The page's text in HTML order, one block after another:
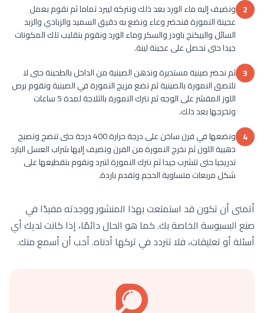
2 ونضيف إليه ماء الورد بعد ذلك ونتركه ليبرد تماما ثم نقوم بعمل
عجينة النمورة فنحضر وعاء ونضع به دقيق السميد والزبادي والزبد
السائل والبيكنج باودر والسكر وماء الورد ونقوم بتقليب تلك المكونات
جيدا حتى نحصل على عجينة لينة.
3 ثم نحضر صينية مستديرة وندهن الصينية من الداخل بالطحينة حتى لا
تلتصق النمورة بالصينية ثم نضع مزيج النمورة في الصينية ونقوم برص
اللوز المقشر على الوجه ثم نترك النمورة بالثلاجة لمدة 5 ساعات
ونخرجها بعد ذلك.
4
ونضعها في فرن ساخن على درجة حرارة 400 درجة حتى تنضج وتصبح
ذهبية اللون ثم نخرج النمورة من الفرن ونضيف إليها شراب العسل البارد
تدريجيا حتى تتشرب جيدا ثم نترك النمورة لتبرد ونقوم بتقطيعها على
شكل مربعات متساوية الحجم وتقدم باردة.
أتمنى أن تكون قد استمتعت بهذا المنشور ووجدته مفيدًا في
صنع البسبوسة الخاصة بك. كما هو الحال دائمًا، إذا كانت لديك أي
أسئلة أو تعليقات، فلا تتردد في تركها أدناه. أحب أن أسمع منك.